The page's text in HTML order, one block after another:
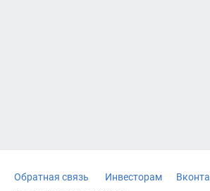
Обратная связь Инвесторам